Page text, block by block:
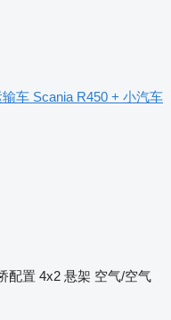
车 Scania R450 + 小汽车
配置 4x2 悬架 空气/空气